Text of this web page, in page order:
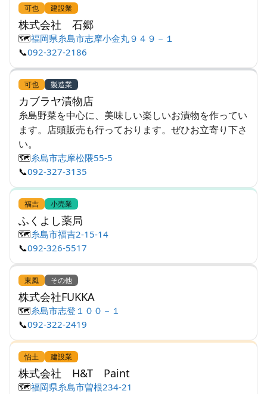
可也 建設業
株式会社 石郷
🗺️福岡県糸島市志摩小金丸９４９－１
📞092-327-2186
可也 製造業
カブラヤ漬物店
糸島野菜を中心に、美味しい楽しいお漬物を作ってい
ます。店頭販売も行っております。ぜひお立寄り下さ
い。
🗺️糸島市志摩松隈55-5
📞092-327-3135
福吉 小売業
ふくよし薬局
🗺️糸島市福吉2-15-14
📞092-326-5517
東風 その他
株式会社FUKKA
🗺️糸島市志登１００－１
📞092-322-2419
怡土 建設業
株式会社 H&T Paint
🗺️福岡県糸島市曽根234-21